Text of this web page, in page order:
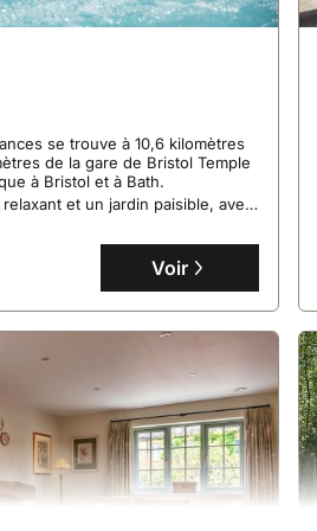
Personnes
ce cottage de luxe, acceptant les
du nord du Wiltshire, près
de vie ouvert et un jardin,
2 personnes et une connexion
Voir
se trouve à 10,6 kilomètres
de la gare de Bristol Temple
à Bristol et à Bath.
et un jardin paisible, avec
un parking privé pour
Voir